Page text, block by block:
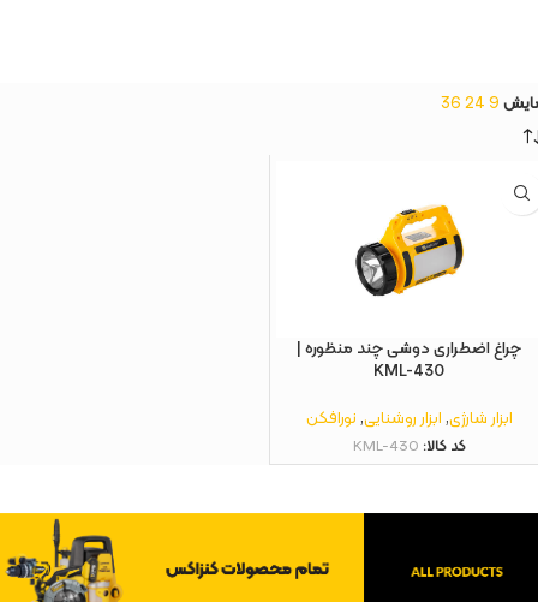
9
24
36
چراغ اضطراری دوشی چند منظوره |
KML-430
ابزار شارژی,ابزار روشنایی,نورافکن
کد کالا: KML-430